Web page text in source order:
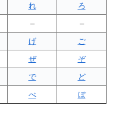
れ
ろ
–
–
げ
ご
ぜ
ぞ
で
ど
べ ぼ